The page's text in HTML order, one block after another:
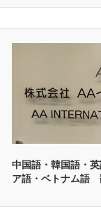
中国語・韓国語・
ア語・ベトナム語